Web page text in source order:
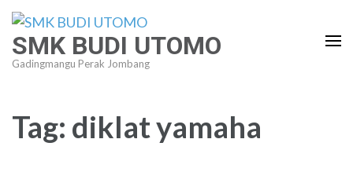
Lompat
konten
(Tekan
SMK BUDI UTOMO
Gadingmangu Perak Jombang
Tag: diklat yamaha